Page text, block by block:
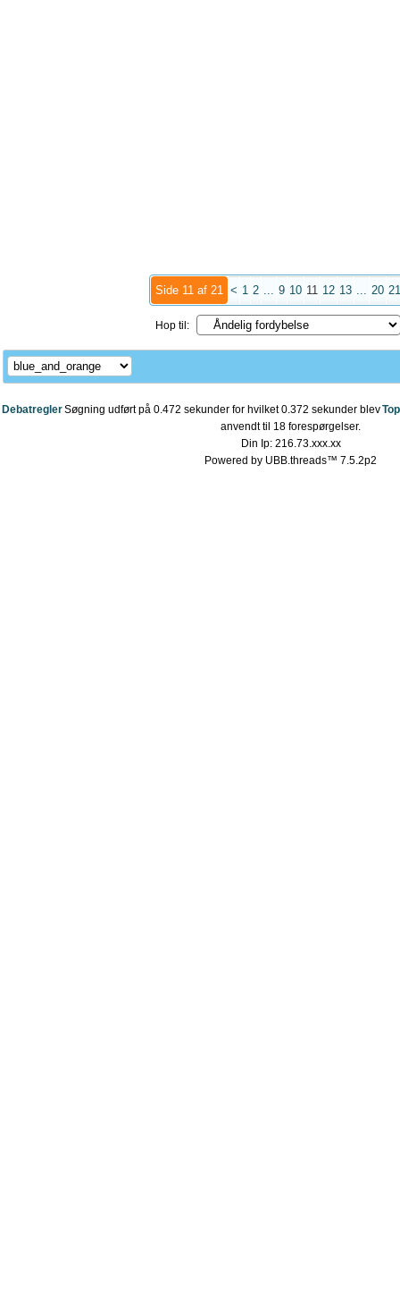
Side 11 af 21 < 1 2 ... 9 10 11 12 13 ... 20 21
Hop til:
DebatreglerSøgning udført på 0.472 sekunder for hvilket 0.372 sekunder blev
anvendt til 18 forespørgelser.
Din Ip: 216.73.xxx.xx
Powered by UBB.threads™ 7.5.2p2